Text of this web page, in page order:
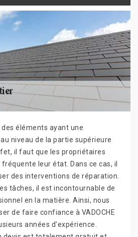
des éléments ayant une
niveau de la partie supérieure
il faut que les propriétaires
leur état. Dans ce cas, il
des interventions de réparation.
tâches, il est incontournable de
en la matière. Ainsi, nous
de faire confiance à VADOCHE
années d'expérience.